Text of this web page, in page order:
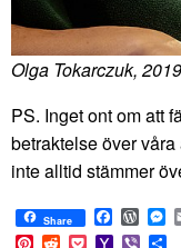
Olga Tokarczuk,
PS. Inget ont om att
betraktelse över
inte alltid stämmer
Share